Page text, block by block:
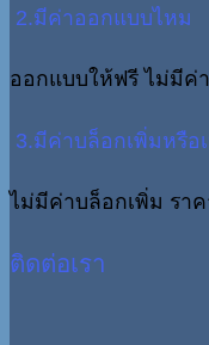
2.มีค่าออกแบบไหม
ออกแบบให้ฟรี ไม่มีค่
3.มีค่าบล็อกเพิ่มหรือ
ไม่มีค่าบล็อกเพิ่ม รา
ติดต่อเรา